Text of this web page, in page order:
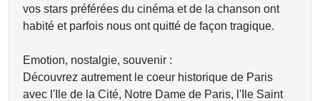
vos stars préférées du cinéma et de la chanson ont
habité et parfois nous ont quitté de façon tragique.
Emotion, nostalgie, souvenir :
Découvrez autrement le coeur historique de Paris
avec l'Ile de la Cité, Notre Dame de Paris, l'Ile Saint